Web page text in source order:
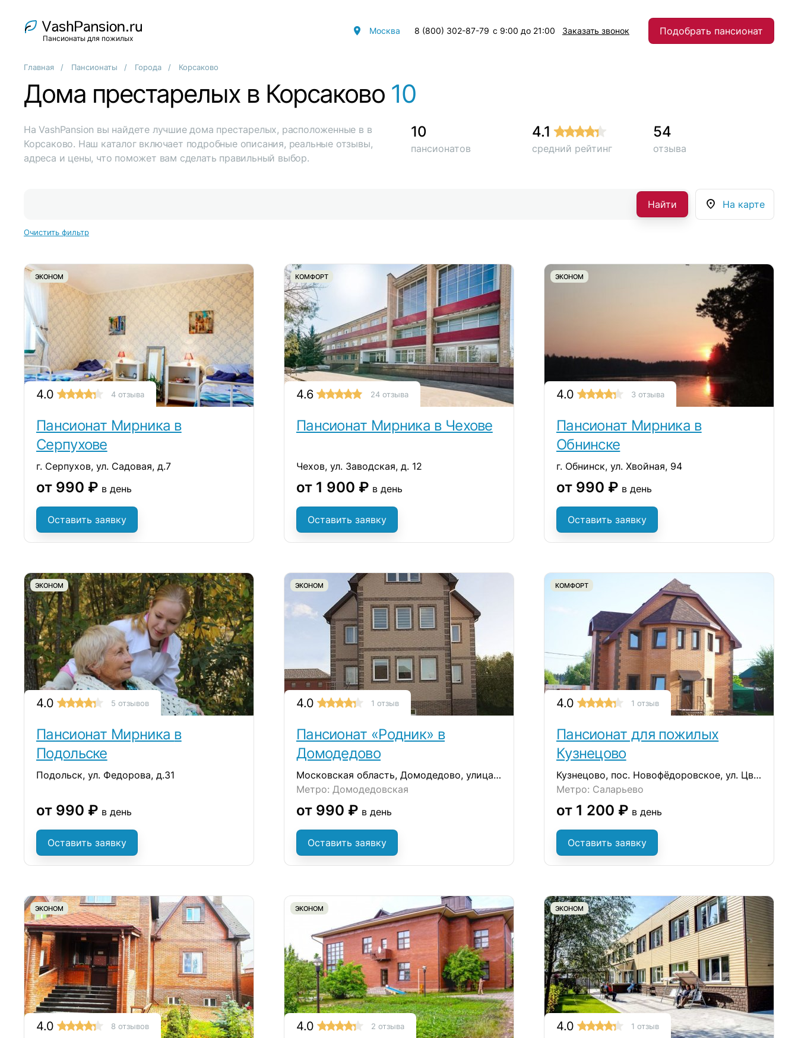
Пансионаты для пожилых
Москва 8 (800) 302-87-79 с 9:00 до 21:00 Заказать звонок Подобрать пансионат
Главная Пансионаты Города Корсаково
Дома престарелых в Корсаково 10
На VashPansion вы найдете лучшие дома престарелых, расположенные в в
Корсаково. Наш каталог включает подробные описания, реальные отзывы,
адреса и цены, что поможет вам сделать правильный выбор.
10
пансионатов
4.1
средний рейтинг
54
отзыва
Найти На карте
Очистить фильтр
ЭКОНОМ
4.0 4 отзыва
Пансионат Мирника в
Серпухове
г. Серпухов, ул. Садовая, д.7
от 990 ₽ в день
Оставить заявку
КОМФОРТ
4.6 24 отзыва
Пансионат Мирника в Чехове
Чехов, ул. Заводская, д. 12
от 1 900 ₽ в день
Оставить заявку
ЭКОНОМ
4.0 3 отзыва
Пансионат Мирника в
Обнинске
г. Обнинск, ул. Хвойная, 94
от 990 ₽ в день
Оставить заявку
ЭКОНОМ
4.0 5 отзывов
Пансионат Мирника в
Подольске
Подольск, ул. Федорова, д.31
от 990 ₽ в день
Оставить заявку
ЭКОНОМ
4.0 1 отзыв
Пансионат «Родник» в
Домодедово
Московская область, Домодедово, улица Троицкая, 38
Метро: Домодедовская
от 990 ₽ в день
Оставить заявку
КОМФОРТ
4.0 1 отзыв
Пансионат для пожилых
Кузнецово
Кузнецово, пос. Новофёдоровское, ул. Цветочная, д.20
Метро: Саларьево
от 1 200 ₽ в день
Оставить заявку
ЭКОНОМ
4.0 8 отзывов
ЭКОНОМ
4.0 2 отзыва
ЭКОНОМ
4.0 1 отзыв